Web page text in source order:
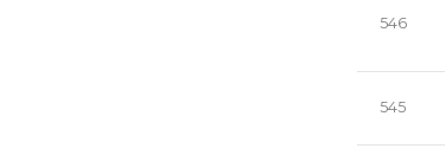
546
545